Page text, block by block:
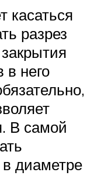
касаться
разрез
в него
В самой
диаметре